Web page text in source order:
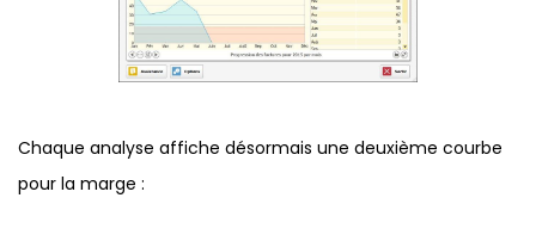
Chaque analyse affiche désormais une deuxième courbe
pour la marge :